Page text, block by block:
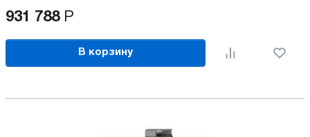
931 788 Р
В корзину